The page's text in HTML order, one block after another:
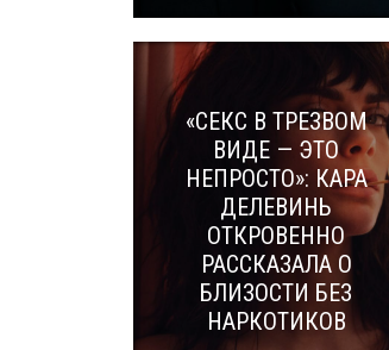
«СЕКС В ТРЕЗВОМ
ВИДЕ — ЭТО
НЕПРОСТО»: КАРА
ДЕЛЕВИНЬ
ОТКРОВЕННО
РАССКАЗАЛА О
БЛИЗОСТИ БЕЗ
НАРКОТИКОВ